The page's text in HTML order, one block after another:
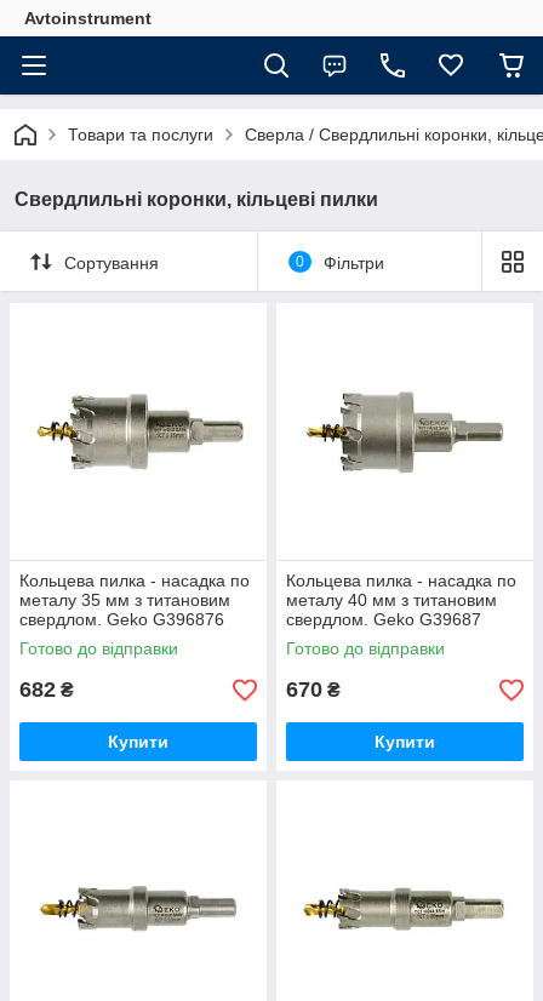
Avtoinstrument
Товари та послуги Сверла / Свердлильні коронки,
Свердлильні коронки, кільцеві пилки
Сортування 0 Фільтри
Кольцева пилка - насадка по
металу 35 мм з титановим
свердлом. Geko G396876
Готово до відправки
682 ₴
Купити
Кольцева пилка - насадка по
металу 40 мм з титановим
свердлом. Geko G39687
Готово до відправки
670 ₴
Купити